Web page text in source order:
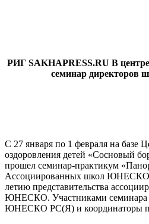
РИГ SAKHAPRESS.RU В
семинар
С 27 января по 1 февраля на базе
оздоровления детей «Сосновый
прошел семинар-практикум
Ассоциированных школ
летию представительства
ЮНЕСКО. Участниками
ЮНЕСКО РС(Я) и координаторы